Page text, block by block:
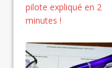
pilote expliqué en 2
minutes !